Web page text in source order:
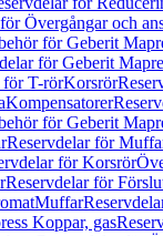
Övergångar och
för Geberit
för Geberit
för T-rörKorsrör
Kompensatorer
för Geberit
Reservdelar för
för Korsrör
Reservdelar för
Muffar
Koppar, gas